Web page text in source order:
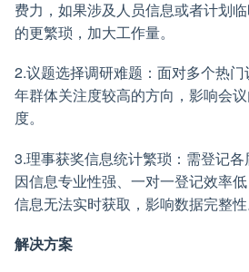
费力，如果涉及人员信息或者计划
的更繁琐，加大工作量。
2.议题选择调研难题：面对多个热
年群体关注度较高的方向，影响会
度。
3.理事获奖信息统计繁琐：需登记各
因信息专业性强、一对一登记效率
信息无法实时获取，影响数据完整性
解决方案